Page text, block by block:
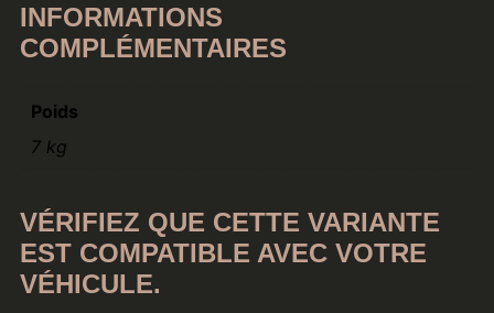
INFORMATIONS
COMPLÉMENTAIRES
Poids
7 kg
VÉRIFIEZ QUE CETTE VARIANTE
EST COMPATIBLE AVEC VOTRE
VÉHICULE.